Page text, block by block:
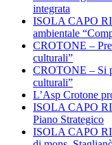
integrata
ISOLA CAPO
ambientale
CROTONE –
culturali”
CROTONE – Si
culturali”
L’Asp Crotone
ISOLA CAPO
Piano Strategico
ISOLA CAPO